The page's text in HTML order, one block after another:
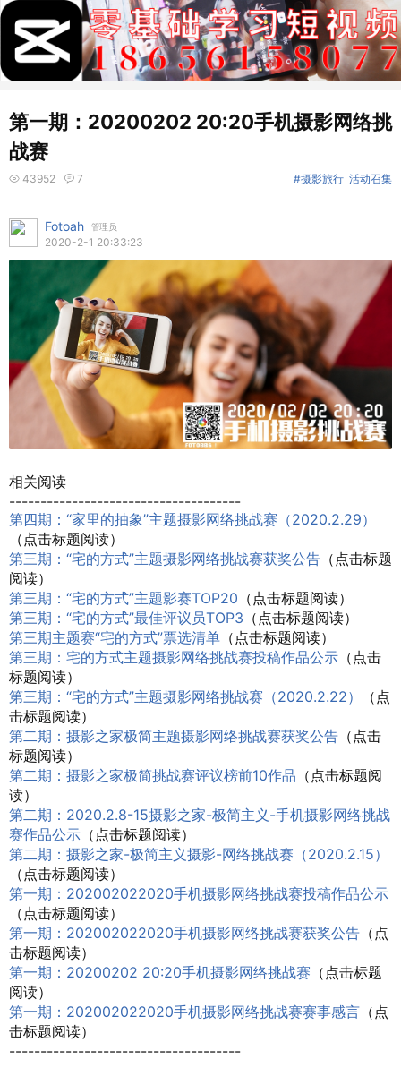
第一期：20200202 20:20手机摄影网络挑
战赛
43952 7 活动召集
#摄影旅行
Fotoah 管理员
2020-2-1 20:33:23
相关阅读
-------------------------------------
第四期：“家里的抽象”主题摄影网络挑战赛（2020.2.29）
（点击标题阅读）
第三期：“宅的方式”主题摄影网络挑战赛获奖公告 （点击标题
阅读）
第三期：“宅的方式”主题影赛TOP20 （点击标题阅读）
第三期：“宅的方式”最佳评议员TOP3 （点击标题阅读）
第三期主题赛“宅的方式”票选清单 （点击标题阅读）
第三期：宅的方式主题摄影网络挑战赛投稿作品公示 （点击
标题阅读）
第三期：“宅的方式”主题摄影网络挑战赛（2020.2.22）
（点
击标题阅读）
第二期：摄影之家极简主题摄影网络挑战赛获奖公告 （点击
标题阅读）
第二期：摄影之家极简挑战赛评议榜前10作品 （点击标题阅
读）
第二期：2020.2.8-15摄影之家-极简主义-手机摄影网络挑战
赛作品公示 （点击标题阅读）
第二期：摄影之家-极简主义摄影-网络挑战赛（2020.2.15）
（点击标题阅读）
第一期：202002022020手机摄影网络挑战赛投稿作品公示
（点击标题阅读）
第一期：202002022020手机摄影网络挑战赛获奖公告 （点
击标题阅读）
第一期：20200202 20:20手机摄影网络挑战赛 （点击标题
阅读）
第一期：202002022020手机摄影网络挑战赛赛事感言 （点
击标题阅读）
-------------------------------------